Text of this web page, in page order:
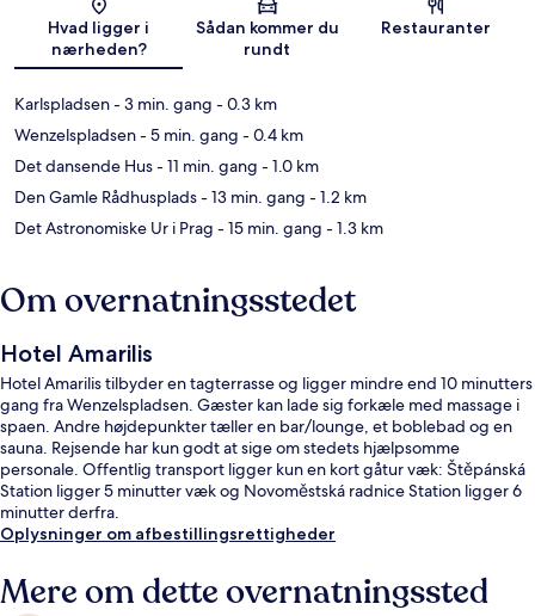
Kort
Hvad ligger i
nærheden?
Sådan kommer du
rundt
Restauranter
Karlspladsen- 3 min. gang - 0.3 km
Wenzelspladsen- 5 min. gang - 0.4 km
Det dansende Hus- 11 min. gang - 1.0 km
Den Gamle Rådhusplads- 13 min. gang - 1.2 km
Det Astronomiske Ur i Prag - 15 min. gang - 1.3 km
Om overnatningsstedet
Hotel Amarilis
Hotel Amarilis tilbyder en tagterrasse og ligger mindre end 10 minutters
gang fra Wenzelspladsen. Gæster kan lade sig forkæle med massage i
spaen. Andre højdepunkter tæller en bar/lounge, et boblebad og en
sauna. Rejsende har kun godt at sige om stedets hjælpsomme
personale. Offentlig transport ligger kun en kort gåtur væk: Štěpánská
Station ligger 5 minutter væk og Novoměstská radnice Station ligger 6
minutter derfra.
Oplysninger om afbestillingsrettigheder
Mere om dette overnatningssted